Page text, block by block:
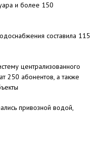
и более 150
составила 115
централизованного
250 абонентов, а также
привозной водой,